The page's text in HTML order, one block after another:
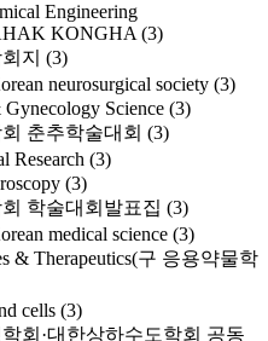
Engineering
KONGHA (3)
지 (3)
neurosurgical society (3)
Gynecology Science (3)
춘추학술대회 (3)
Research (3)
(3)
학술대회발표집 (3)
medical science (3)
& Therapeutics(구 응용약물학
cells (3)
회·대한상하수도학회 공동